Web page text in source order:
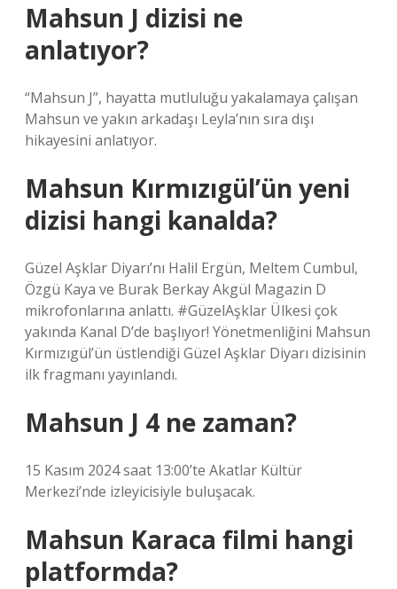
Mahsun J dizisi ne
anlatıyor?
“Mahsun J”, hayatta mutluluğu yakalamaya çalışan
Mahsun ve yakın arkadaşı Leyla’nın sıra dışı
hikayesini anlatıyor.
Mahsun Kırmızıgül’ün yeni
dizisi hangi kanalda?
Güzel Aşklar Diyarı’nı Halil Ergün, Meltem Cumbul,
Özgü Kaya ve Burak Berkay Akgül Magazin D
mikrofonlarına anlattı. #GüzelAşklar Ülkesi çok
yakında Kanal D’de başlıyor! Yönetmenliğini Mahsun
Kırmızıgül’ün üstlendiği Güzel Aşklar Diyarı dizisinin
ilk fragmanı yayınlandı.
Mahsun J 4 ne zaman?
15 Kasım 2024 saat 13:00’te Akatlar Kültür
Merkezi’nde izleyicisiyle buluşacak.
Mahsun Karaca filmi hangi
platformda?